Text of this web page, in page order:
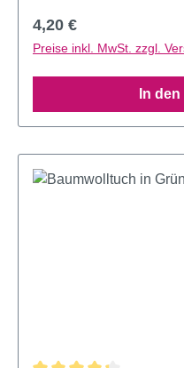
Regulärer Preis:
4,20 €
Preise inkl. MwSt. zzgl.
In